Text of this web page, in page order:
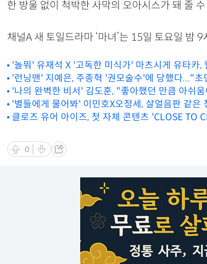
한 방울 없이 척박한 사막의 오아시스가 돼 줄
채널A 새 토일드라마 ‘마녀’는 15일 토요일 밤
'놀뭐' 유재석 X '고독한 미식가' 마츠시게 유타카,
'런닝맨' 지예은, 주종혁 '권모술수'에 당했다..."초
'나의 완벽한 비서' 김도훈, "좋아했던 만큼 아쉬
'별들에게 물어봐' 이민호X오정세, 살얼음판 같은
클로즈 유어 아이즈, 첫 자체 콘텐츠 'CLOSE TO
0